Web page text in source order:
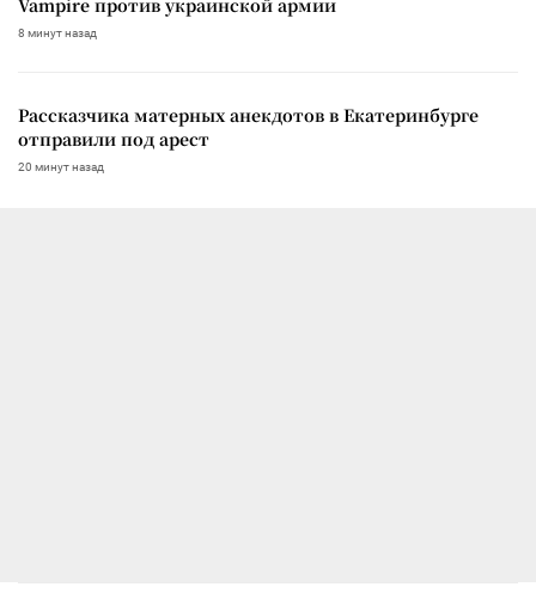
8 минут назад
Рассказчика матерных анекдотов в Екатеринбурге
отправили под арест
20 минут назад